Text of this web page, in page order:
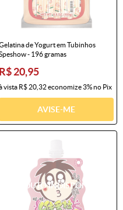
de Yogurt em Tubinhos
- 196 gramas
R$ 20,95
vista R$ 20,32economize3%no Pix
AVISE-ME